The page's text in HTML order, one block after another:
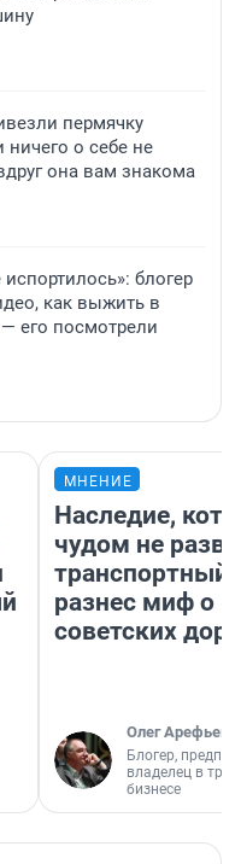
пермячку
ничего о себе не
она вам знакома
блогер
как выжить в
его посмотрели
МНЕНИЕ
Наследие,
чудом не
транспортный
разнес миф о
советских
Олег Арефьев
Блогер,
владелец в
бизнесе